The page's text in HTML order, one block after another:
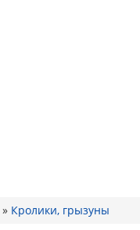
» Кролики, грызуны